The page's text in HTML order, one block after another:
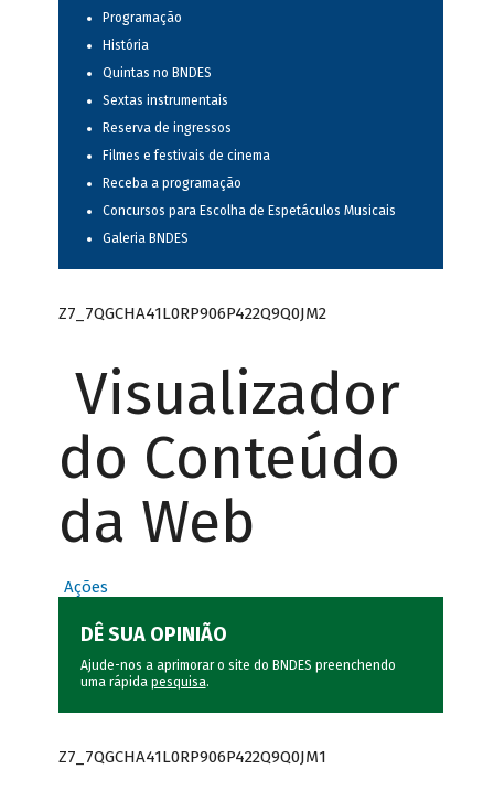
Programação
História
Quintas no BNDES
Sextas instrumentais
Reserva de ingressos
Filmes e festivais de cinema
Receba a programação
Concursos para Escolha de Espetáculos Musicais
Galeria BNDES
Z7_7QGCHA41L0RP906P422Q9Q0JM2
Visualizador
do Conteúdo
da Web
Ações
DÊ SUA OPINIÃO
Ajude-nos a aprimorar o site do BNDES preenchendo
uma rápida pesquisa.
Z7_7QGCHA41L0RP906P422Q9Q0JM1